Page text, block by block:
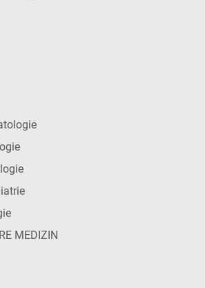
MEDIZIN